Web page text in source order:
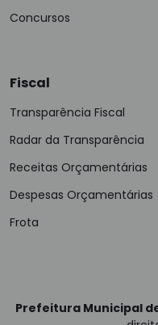
Concursos
Fiscal
Transparência Fiscal
Radar da Transparência
Receitas Orçamentárias
Despesas Orçamentárias
Frota
Prefeitura Municipal